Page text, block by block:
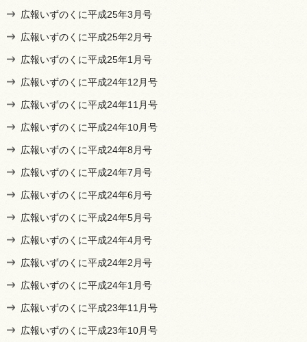
広報いずのくに平成25年3月号
広報いずのくに平成25年2月号
広報いずのくに平成25年1月号
広報いずのくに平成24年12月号
広報いずのくに平成24年11月号
広報いずのくに平成24年10月号
広報いずのくに平成24年8月号
広報いずのくに平成24年7月号
広報いずのくに平成24年6月号
広報いずのくに平成24年5月号
広報いずのくに平成24年4月号
広報いずのくに平成24年2月号
広報いずのくに平成24年1月号
広報いずのくに平成23年11月号
広報いずのくに平成23年10月号